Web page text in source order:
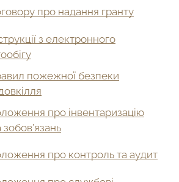
про надання гранту
з електронного
пожежної безпеки
про інвентаризацію
зобов’язань
про контроль та аудит